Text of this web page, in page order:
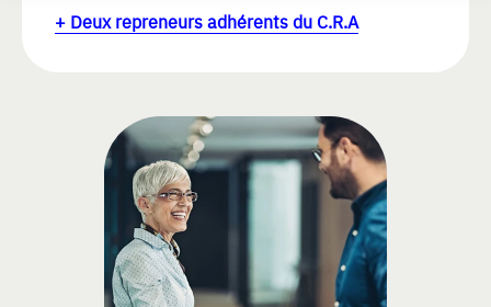
+ Deux repreneurs adhérents du C.R.A